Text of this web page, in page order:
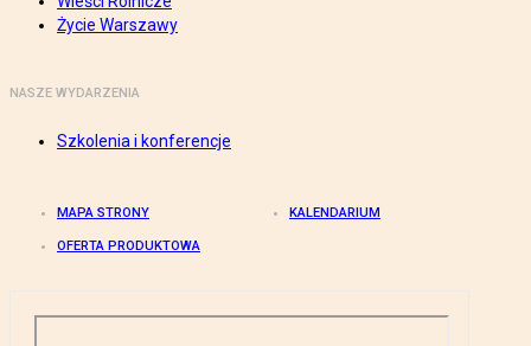
Życie Warszawy
NASZE WYDARZENIA
Szkolenia i konferencje
MAPA STRONY KALENDARIUM
OFERTA PRODUKTOWA